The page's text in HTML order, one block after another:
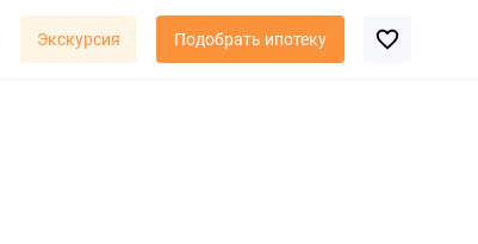
Экскурсия Подобрать ипотеку